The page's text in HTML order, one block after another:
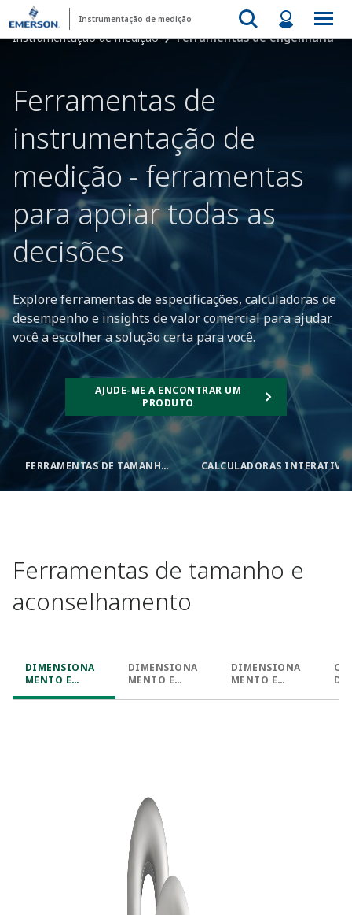
Instrumentação de medição
Instrumentação de medição Ferramentas de engenharia
Ferramentas de
instrumentação de
medição - ferramentas
para apoiar todas as
decisões
Explore ferramentas de especificações, calculadoras de
desempenho e insights de valor comercial para ajudar
você a escolher a solução certa para você.​
AJUDE-ME A ENCONTRAR UM
PRODUTO
FERRAMENTAS DE TAMANHO E ACONSELHAMENTO CALCULADORAS INTERATIVAS E RECURSOS
Ferramentas de tamanho e
aconselhamento​
DIMENSIONA
MENTO E
DIMENSIONA
MENTO E
DIMENSIONA
MENTO E
DE